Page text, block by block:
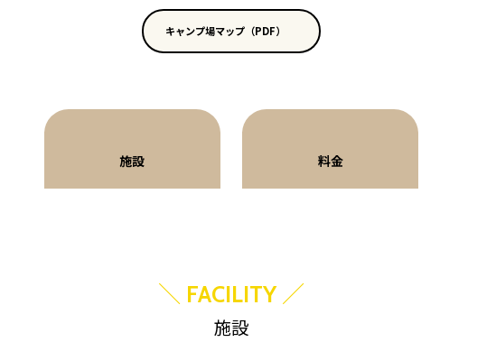
キャンプ場マップ（PDF）
施設 料金
＼ FACILITY／
施設